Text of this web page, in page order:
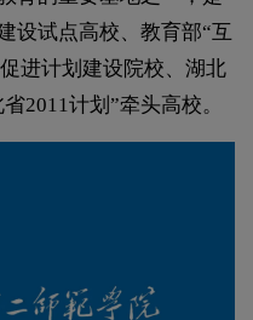
设试点高校、教育部“互
进计划建设院校、湖北
2011计划”牵头高校。